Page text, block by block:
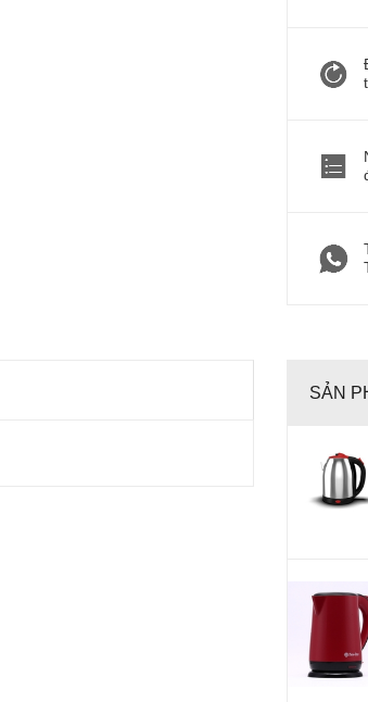
SẢN